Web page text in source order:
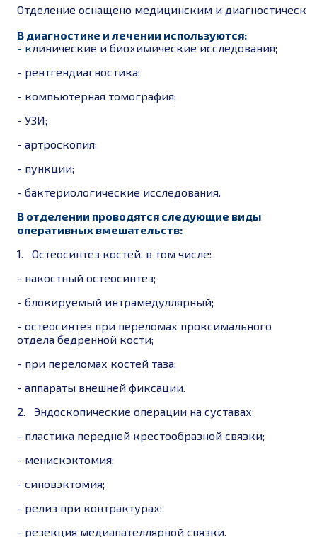
Отделение оснащено медицинским и
В диагностике и лечении используются:
- клинические и биохимические исследования;
- рентгендиагностика;
- компьютерная томография;
- УЗИ;
- артроскопия;
- пункции;
- бактериологические исследования.
В отделении проводятся следующие виды
оперативных вмешательств:
1. Остеосинтез костей, в том числе:
- накостный остеосинтез;
- блокируемый интрамедуллярный;
- остеосинтез при переломах проксимального
отдела бедренной кости;
- при переломах костей таза;
- аппараты внешней фиксации.
2.
Эндоскопические операции на суставах:
- пластика передней крестообразной связки;
- менискэктомия;
- синовэктомия;
- релиз при контрактурах;
- резекция медиапателлярной связки.